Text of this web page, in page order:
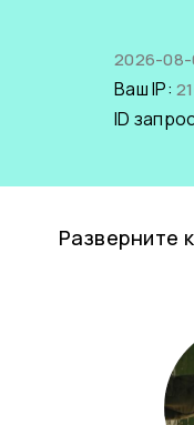
2026-08-
Ваш IP:
ID
Разверните